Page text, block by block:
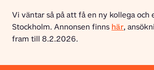
Vi väntar så på att få en ny kollega och
Stockholm. Annonsen finns här,
fram till 8.2.2026.